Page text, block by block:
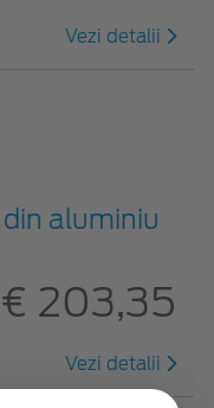
Vezi detalii
aluminiu
€ 203,35
Vezi detalii